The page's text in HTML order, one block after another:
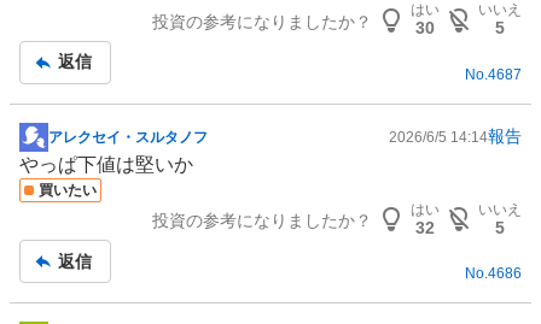
投資の参考になりましたか？
はい
30
いいえ
5
返信
No. 4687
掲
示
板
アレクセイ・スルタノフ 2026/6/5 14:14報告
やっぱ下値は堅いか
買いたい
投資の参考になりましたか？
はい
32
いいえ
5
返信
No.4686